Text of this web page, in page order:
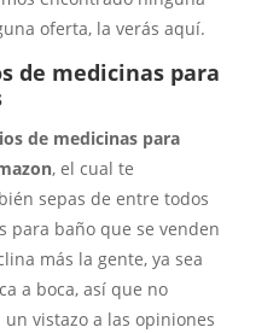
oferta, la verás aquí.
de medicinas para
de medicinas para
, el cual te
sepas de entre todos
para baño que se venden
más la gente, ya sea
a boca, así que no
vistazo a las opiniones